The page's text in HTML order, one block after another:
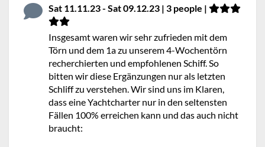
Sat 11.11.23 - Sat 09.12.23 | 3 people |
Insgesamt waren wir sehr zufrieden mit dem
Törn und dem 1a zu unserem 4-Wochentörn
recherchierten und empfohlenen Schiff. So
bitten wir diese Ergänzungen nur als letzten
Schliff zu verstehen. Wir sind uns im Klaren,
dass eine Yachtcharter nur in den seltensten
Fällen 100% erreichen kann und das auch nicht
braucht: